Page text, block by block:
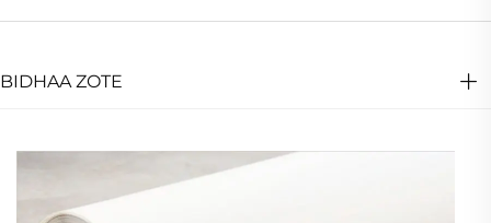
BIDHAA ZOTE